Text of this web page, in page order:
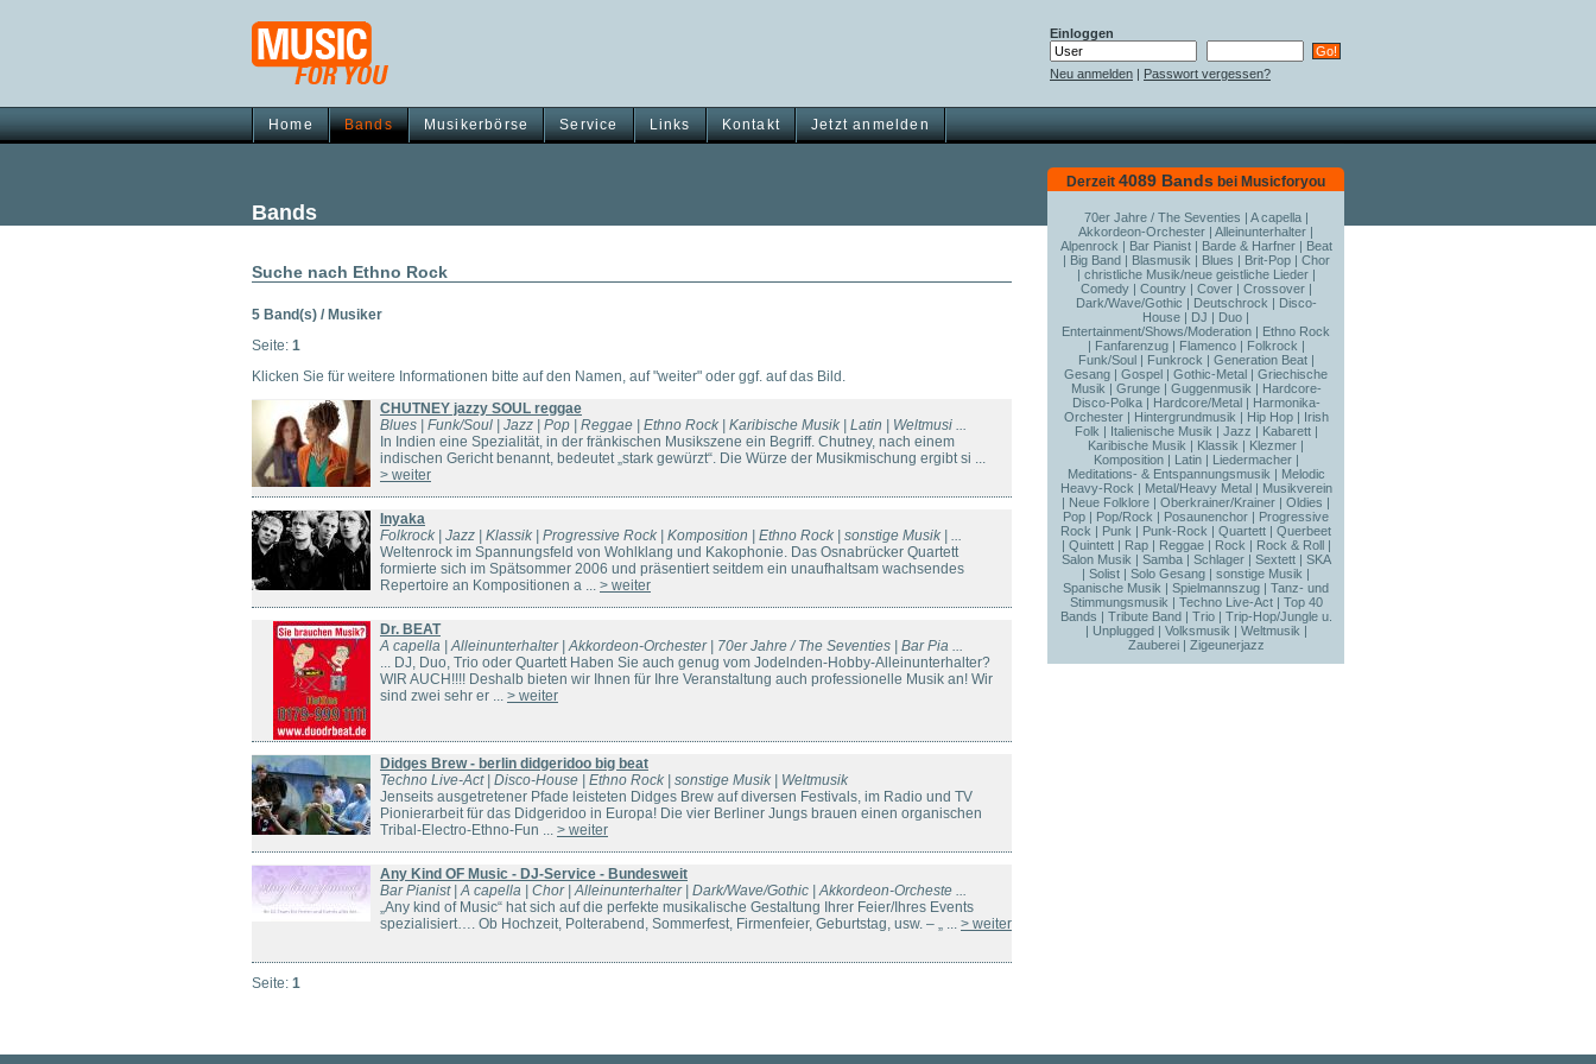
Einloggen
Neu anmelden | Passwort vergessen?
Home Bands Musikerbörse Service Links Kontakt Jetzt anmelden
Derzeit 4089 Bands bei Musicforyou
70er Jahre / The Seventies | A capella|
Akkordeon-Orchester | Alleinunterhalter |
Alpenrock | Bar Pianist| Barde & Harfner| Beat
| Big Band| Blasmusik | Blues | Brit-Pop| Chor
| christliche Musik/neue geistliche Lieder|
Comedy| Country| Cover| Crossover|
Dark/Wave/Gothic | Deutschrock | Disco-
House | DJ | Duo |
Entertainment/Shows/Moderation | Ethno Rock
| Fanfarenzug| Flamenco| Folkrock |
Funk/Soul| Funkrock | Generation Beat|
Gesang | Gospel | Gothic-Metal | Griechische
Musik | Grunge| Guggenmusik | Hardcore-
Disco-Polka| Hardcore/Metal| Harmonika-
Orchester| Hintergrundmusik | Hip Hop| Irish
Folk | Italienische Musik | Jazz | Kabarett|
Karibische Musik | Klassik | Klezmer |
Komposition| Latin| Liedermacher|
Meditations- & Entspannungsmusik | Melodic
Heavy-Rock | Metal/Heavy Metal| Musikverein
| Neue Folklore | Oberkrainer/Krainer | Oldies |
Pop | Pop/Rock | Posaunenchor | Progressive
Rock | Punk | Punk-Rock | Quartett | Querbeet
| Quintett| Rap| Reggae| Rock | Rock & Roll|
Salon Musik | Samba | Schlager | Sextett | SKA
| Solist | Solo Gesang | sonstige Musik |
Spanische Musik | Spielmannszug | Tanz- und
Stimmungsmusik | Techno Live-Act| Top 40
Bands | Tribute Band| Trio| Trip-Hop/Jungle u.
| Unplugged| Volksmusik | Weltmusik |
Zauberei| Zigeunerjazz
Bands
Suche nach Ethno Rock
5 Band(s) / Musiker
Seite: 1
Klicken Sie für weitere Informationen bitte auf den Namen, auf "weiter" oder ggf. auf das Bild.
CHUTNEY jazzy SOUL reggae
Blues | Funk/Soul | Jazz | Pop | Reggae | Ethno Rock | Karibische Musik | Latin | Weltmusi ...
In Indien eine Spezialität, in der fränkischen Musikszene ein Begriff. Chutney, nach einem
indischen Gericht benannt, bedeutet „stark gewürzt“. Die Würze der Musikmischung ergibt si ...
> weiter
Inyaka
Folkrock | Jazz | Klassik | Progressive Rock | Komposition | Ethno Rock | sonstige Musik | ...
Weltenrock im Spannungsfeld von Wohlklang und Kakophonie. Das Osnabrücker Quartett
formierte sich im Spätsommer 2006 und präsentiert seitdem ein unaufhaltsam wachsendes
Repertoire an Kompositionen a ... > weiter
Dr. BEAT
A capella | Alleinunterhalter | Akkordeon-Orchester | 70er Jahre / The Seventies | Bar Pia ...
... DJ, Duo, Trio oder Quartett Haben Sie auch genug vom Jodelnden-Hobby-Alleinunterhalter?
WIR AUCH!!!! Deshalb bieten wir Ihnen für Ihre Veranstaltung auch professionelle Musik an! Wir
sind zwei sehr er ... > weiter
Didges Brew - berlin didgeridoo big beat
Techno Live-Act | Disco-House | Ethno Rock | sonstige Musik | Weltmusik
Jenseits ausgetretener Pfade leisteten Didges Brew auf diversen Festivals, im Radio und TV
Pionierarbeit für das Didgeridoo in Europa! Die vier Berliner Jungs brauen einen organischen
Tribal-Electro-Ethno-Fun ... > weiter
Any Kind OF Music - DJ-Service - Bundesweit
Bar Pianist | A capella | Chor | Alleinunterhalter | Dark/Wave/Gothic | Akkordeon-Orcheste ...
„Any kind of Music“ hat sich auf die perfekte musikalische Gestaltung Ihrer Feier/Ihres Events
spezialisiert…. Ob Hochzeit, Polterabend, Sommerfest, Firmenfeier, Geburtstag, usw. – „ ... > weiter
Seite: 1